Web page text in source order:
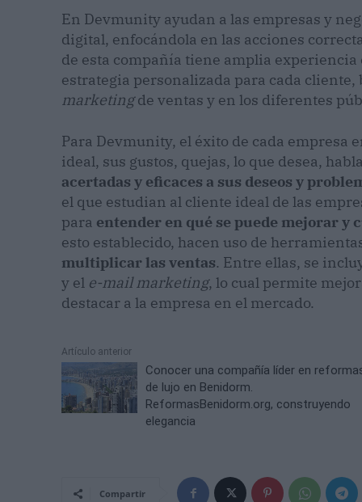
En Devmunity ayudan a las empresas y
digital, enfocándola en las acciones
de esta compañía tiene amplia
estrategia personalizada para cada
marketingde ventas y en los diferentes
Para Devmunity, el éxito de cada empresa
ideal, sus gustos, quejas, lo que desea,
acertadas y eficaces a sus deseos y
el que estudian al cliente ideal de las
para entender en qué se puede mejorar y
esto establecido, hacen uso de
multiplicar las ventas. Entre ellas, se
y el e-mail marketing, lo cual permite
destacar a la empresa en el mercado.
Artículo anterior
Conocer una compañía líder en
de lujo en Benidorm.
ReformasBenidorm.org, construyendo
elegancia
Compartir